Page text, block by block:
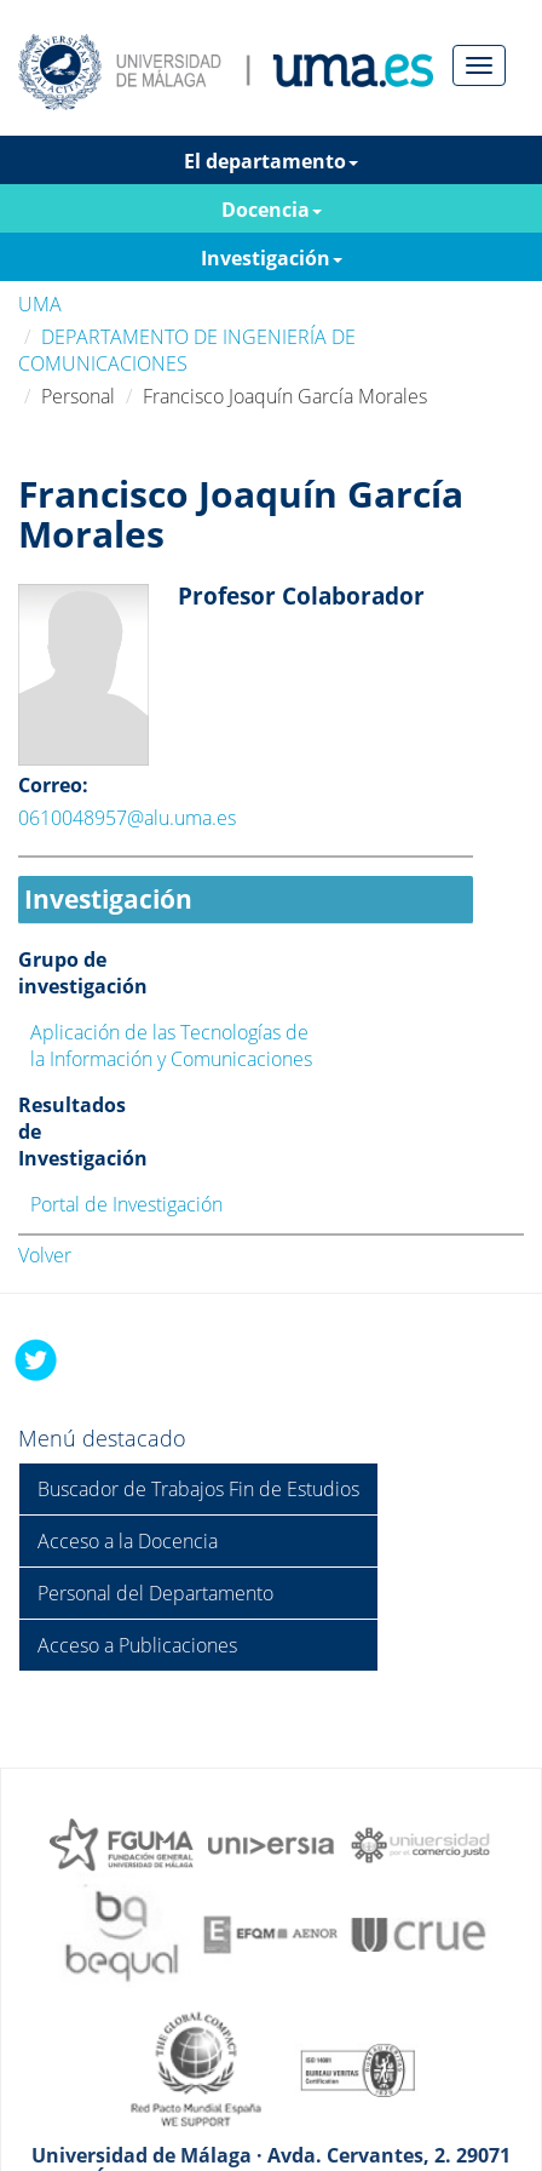
Menú
El departamento
Docencia
Investigación
UMA
DEPARTAMENTO DE INGENIERÍA DE
COMUNICACIONES
Personal
Francisco Joaquín García Morales
Francisco Joaquín García
Morales
Correo:
0610048957@alu.uma.es
Profesor Colaborador
Investigación
Grupo de
investigación
Aplicación de las Tecnologías de
la Información y Comunicaciones
Resultados
de
Investigación
Portal de Investigación
Volver
Menú destacado
Buscador de Trabajos Fin de Estudios
Acceso a la Docencia
Personal del Departamento
Acceso a Publicaciones
Universidad de Málaga · Avda. Cervantes, 2. 29071